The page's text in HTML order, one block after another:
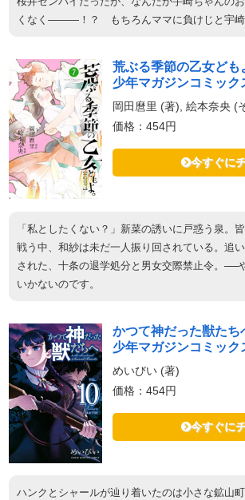
くなく―――！？ もちろんママに負けじと宇崎
荒ぶる季節の乙女ども
少年マガジンコミック
岡田麿里 (著), 絵本奈央 (
価格：454円
今すぐに
「私としたくない？」新菜の誘いに戸惑う泉。
戦う中、和紗は未だ一人振り回されている。追
された、十条の退学処分と男女交際禁止令。──
いかないのです。
かつて神だった獣たち
少年マガジンコミック
めいびい (著)
価格：454円
今すぐに
ハンクとシャールが辿り着いたのは小さな鉱山